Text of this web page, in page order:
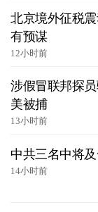
北京境外征税
有预谋
12小时前
涉假冒联邦探
美被捕
13小时前
中共三名中将
14小时前